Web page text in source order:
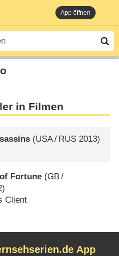
App öffnen
in Filmen
(USA/ RUS 2013)
Fortune (GB/
Client
App